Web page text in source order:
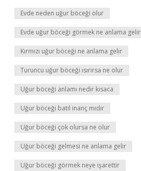
Evde neden uğur böceği olur
Evde uğur böceği görmek ne anlama gelir
Kırmızı uğur böceği ne anlama gelir
Turuncu uğur böceği ısırırsa ne olur
Uğur böceği anlamı nedir kısaca
Uğur böceği batıl inanç mıdır
Uğur böceği çok olursa ne olur
Uğur böceği gelmesi ne anlama gelir
Uğur böceği görmek neye işarettir